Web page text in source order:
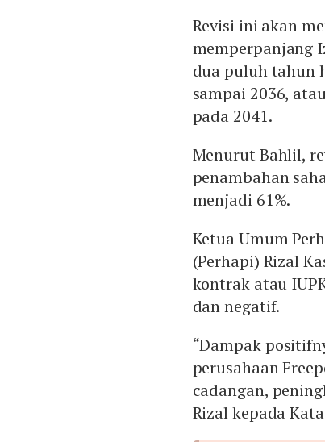
Revisi ini akan
memperpanjang
dua puluh tahun
sampai 2036,
pada 2041.
Menurut Bahlil,
penambahan
menjadi 61%.
Ketua Umum
(Perhapi) Rizal
kontrak atau
dan negatif.
“Dampak
perusahaan
cadangan,
Rizal kepada